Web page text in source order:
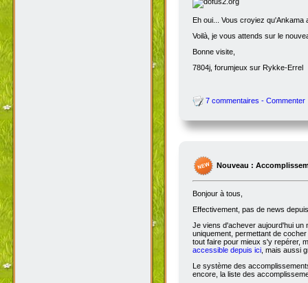
Eh oui... Vous croyiez
Voilà, je vous attends sur le
Bonne visite,
7804j, forumjeux sur Rykke-Errel
7 commentaires - Commenter
Nouveau :
Bonjour à tous,
Effectivement, pas de news
Je viens d'achever aujourd'hui
uniquement, permettant de
tout faire pour mieux s'y repérer,
accessible depuis ici, mais aussi
Le système des
encore, la liste des